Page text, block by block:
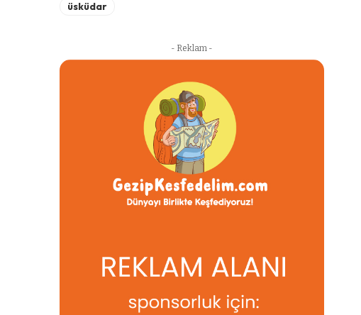
üsküdar
- Reklam -